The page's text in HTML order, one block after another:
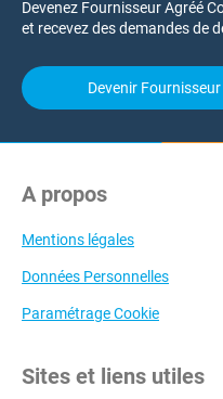
Devenez Fournisseur Agréé
et recevez des demandes de
Devenir Fournisseur
A propos
Mentions légales
Données Personnelles
Paramétrage Cookie
Sites et liens utiles